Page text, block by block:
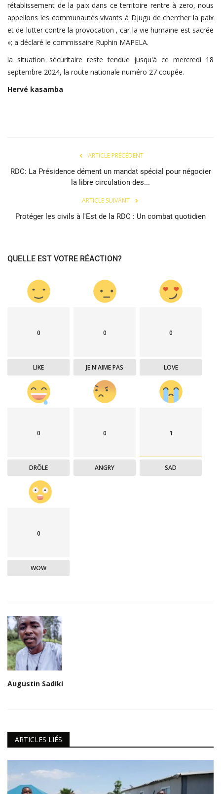
rétablissement de la paix dans ce territoire rentre à zero, nous
appellons les communautés vivants à Djugu de chercher la paix
et de lutter contre la provocation , car la vie humaine est sacrée
»; a déclaré le commissaire Ruphin MAPELA.
la situation sécuritaire reste tendue jusqu'à ce mercredi 18
septembre 2024, la route nationale numéro 27 coupée.
Hervé kasamba
ARTICLE PRÉCÉDENT
RDC: La Présidence dément un mandat spécial pour négocier
la libre circulation des...
ARTICLE SUIVANT
Protéger les civils à l'Est de la RDC : Un combat quotidien
QUELLE EST VOTRE RÉACTION?
0
LIKE
0
JE N'AIME PAS
0
LOVE
0
DRÔLE
0
ANGRY
1
SAD
0
WOW
Augustin Sadiki
ARTICLES LIÉS